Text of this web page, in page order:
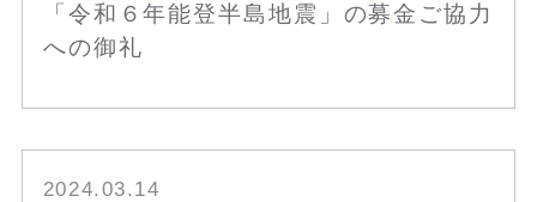
「令和６年能登半島地震」の募金ご協力
への御礼
2024.03.14